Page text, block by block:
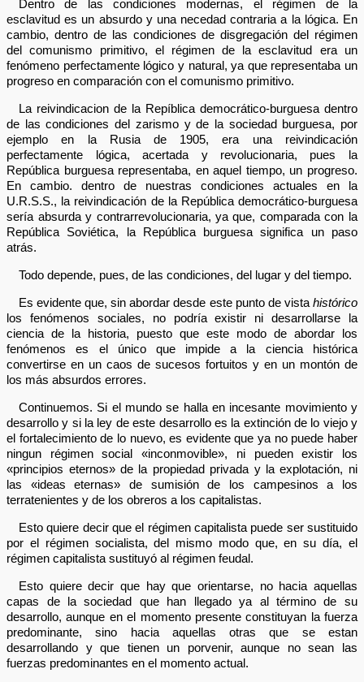
Dentro de las condiciones modernas, el régimen de la
esclavitud es un absurdo y una necedad contraria a la lógica. En
cambio, dentro de las condiciones de disgregación del régimen
del comunismo primitivo, el régimen de la esclavitud era un
fenómeno perfectamente lógico y natural, ya que representaba un
progreso en comparación con el comunismo primitivo.
La reivindicacion de la Repíblica democrático-burguesa dentro
de las condiciones del zarismo y de la sociedad burguesa, por
ejemplo en la Rusia de 1905, era una reivindicación
perfectamente lógica, acertada y revolucionaria, pues la
República burguesa representaba, en aquel tiempo, un progreso.
En cambio. dentro de nuestras condiciones actuales en la
U.R.S.S., la reivindicación de la República democrático-burguesa
sería absurda y contrarrevolucionaria, ya que, comparada con la
República Soviética, la República burguesa significa un paso
atrás.
Todo depende, pues, de las condiciones, del lugar y del tiempo.
Es evidente que, sin abordar desde este punto de vista histórico
los fenómenos sociales, no podría existir ni desarrollarse la
ciencia de la historia, puesto que este modo de abordar los
fenómenos es el único que impide a la ciencia histórica
convertirse en un caos de sucesos fortuitos y en un montón de
los más absurdos errores.
Continuemos. Si el mundo se halla en incesante movimiento y
desarrollo y si la ley de este desarrollo es la extinción de lo viejo y
el fortalecimiento de lo nuevo, es evidente que ya no puede haber
ningun régimen social «inconmovible», ni pueden existir los
«principios eternos» de la propiedad privada y la explotación, ni
las «ideas eternas» de sumisión de los campesinos a los
terratenientes y de los obreros a los capitalistas.
Esto quiere decir que el régimen capitalista puede ser sustituido
por el régimen socialista, del mismo modo que, en su día, el
régimen capitalista sustituyó al régimen feudal.
Esto quiere decir que hay que orientarse, no hacia aquellas
capas de la sociedad que han llegado ya al término de su
desarrollo, aunque en el momento presente constituyan la fuerza
predominante, sino hacia aquellas otras que se estan
desarrollando y que tienen un porvenir, aunque no sean las
fuerzas predominantes en el momento actual.